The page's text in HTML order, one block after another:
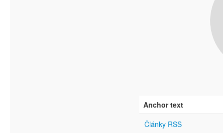
Anchor text
Články RSS